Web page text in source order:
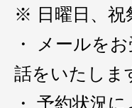
※ 日曜日、祝
・ メールを
話をいたしま
・ 予約状況